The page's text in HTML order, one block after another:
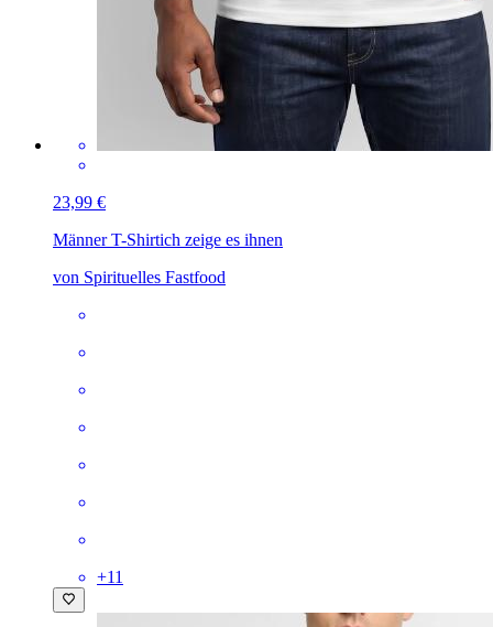
23,99 €
Männer T-Shirtich zeige es ihnen
von Spirituelles Fastfood
+11